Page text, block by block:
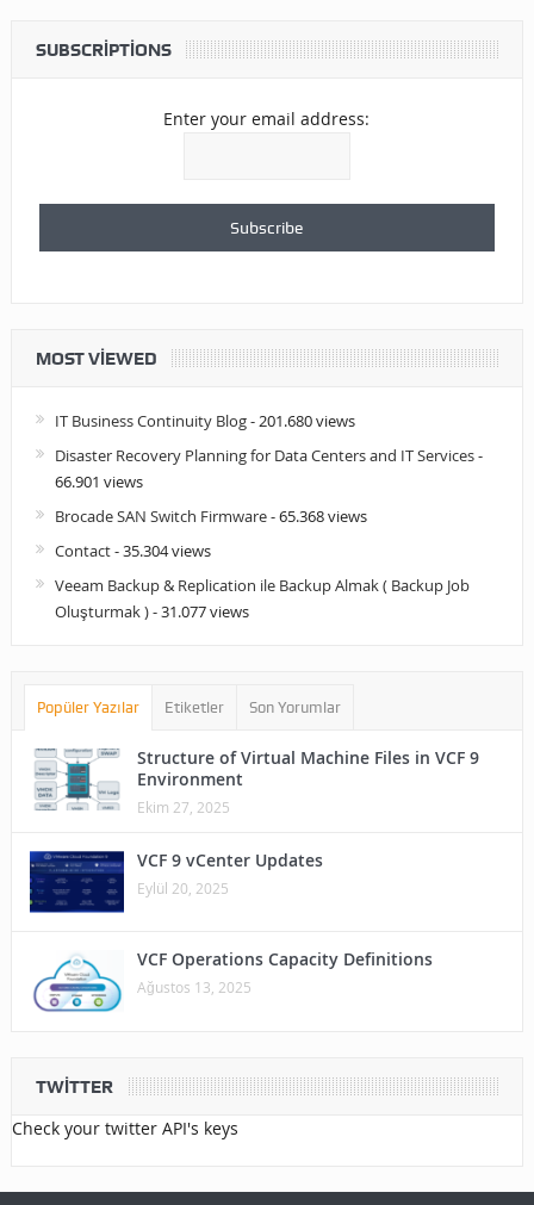
SUBSCRIPTIONS
Enter your email address:
MOST VIEWED
IT Business Continuity Blog- 201.680 views
Disaster Recovery Planning for Data Centers and IT Services-
66.901 views
Brocade SAN Switch Firmware- 65.368 views
Contact- 35.304 views
Veeam Backup & Replication ile Backup Almak ( Backup Job
Oluşturmak )- 31.077 views
Popüler Yazılar Etiketler Son Yorumlar
Structure of Virtual Machine Files in VCF 9
Environment
Ekim 27, 2025
VCF 9 vCenter Updates
Eylül 20, 2025
VCF Operations Capacity Definitions
Ağustos 13, 2025
TWITTER
Check your twitter API's keys